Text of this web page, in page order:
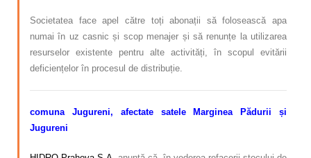
Societatea face apel către toți abonații să folosească apa
numai în uz casnic și scop menajer și să renunțe la utilizarea
resurselor existente pentru alte activități, în scopul evitării
deficiențelor în procesul de distribuție.
comuna Jugureni, afectate satele Marginea Pădurii și
Jugureni